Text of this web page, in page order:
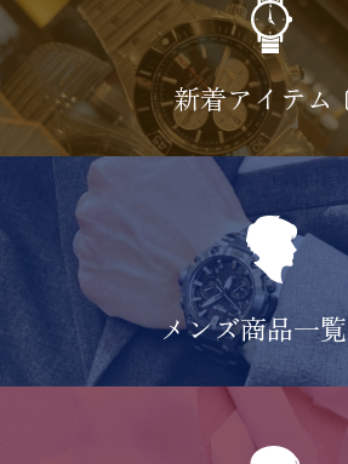
新着アイテム
メンズ商品一覧